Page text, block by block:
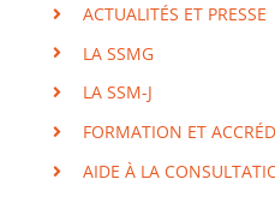
ACTUALITÉS ET PRESSE
LA SSMG
LA SSM-J
FORMATION ET
AIDE À LA